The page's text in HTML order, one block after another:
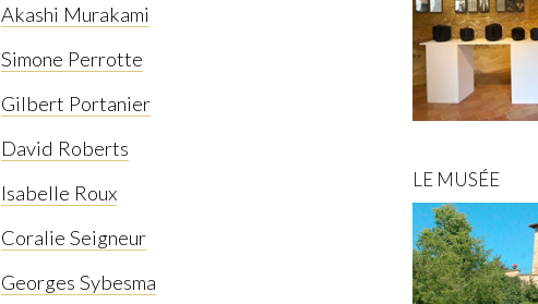
Akashi Murakami
Simone Perrotte
Gilbert Portanier
David Roberts
Isabelle Roux
Coralie Seigneur
Georges Sybesma
LE MUSÉE